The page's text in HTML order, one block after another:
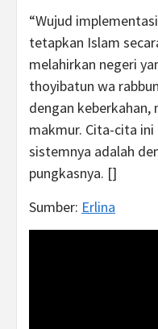
“Wujud
tetapkan Islam
melahirkan negeri
thoyibatun wa
dengan
makmur. Cita-cita
sistemnya adalah
pungkasnya. []
Sumber: Erlina